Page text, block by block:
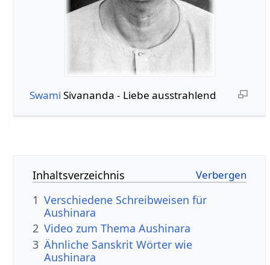
Swami Sivananda - Liebe ausstrahlend
Inhaltsverzeichnis
1 Verschiedene Schreibweisen für
Aushinara
2 Video zum Thema Aushinara
3 Ähnliche Sanskrit Wörter wie
Aushinara